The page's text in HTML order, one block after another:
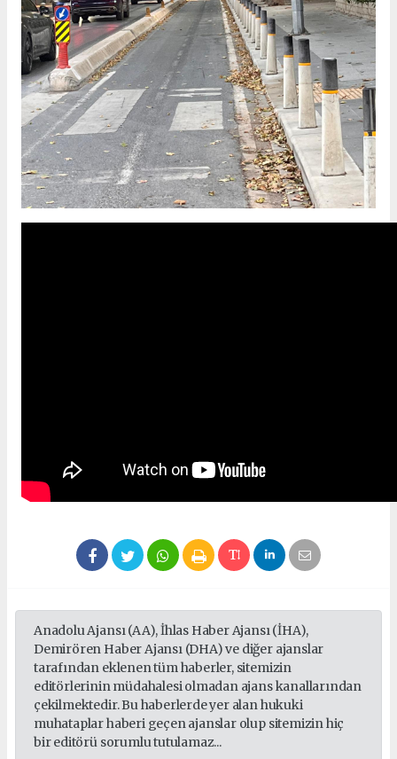
Anadolu Ajansı (AA), İhlas Haber Ajansı (İHA),
Demirören Haber Ajansı (DHA) ve diğer ajanslar
tarafından eklenen tüm haberler, sitemizin
editörlerinin müdahalesi olmadan ajans kanallarından
çekilmektedir. Bu haberlerde yer alan hukuki
muhataplar haberi geçen ajanslar olup sitemizin hiç
bir editörü sorumlu tutulamaz...